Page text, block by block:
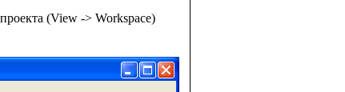
(View -> Workspace)